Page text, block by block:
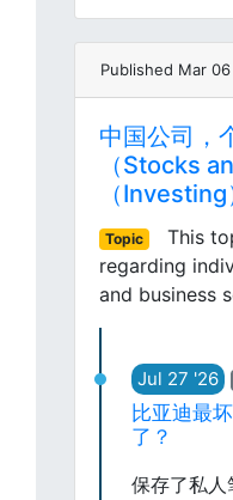
Published Mar
中国公司，
（Stocks
（
Topic This
regarding
and business
Jul 27 '26
比亚迪最
了？
保存了私